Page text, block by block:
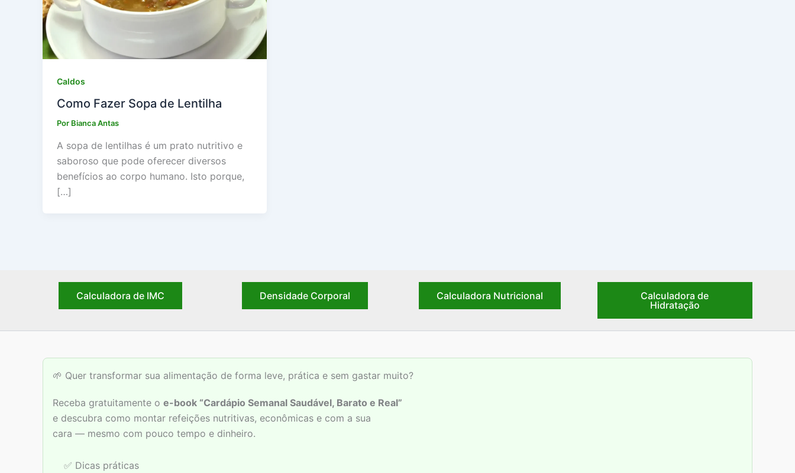
Caldos
Como Fazer Sopa de Lentilha
Por Bianca Antas
A sopa de lentilhas é um prato nutritivo e
saboroso que pode oferecer diversos
benefícios ao corpo humano. Isto porque,
[…]
Calculadora de IMC Densidade Corporal Calculadora Nutricional
Calculadora de
Hidratação
🌱 Quer transformar sua alimentação de forma leve, prática e sem gastar muito?
Receba gratuitamente o e-book “Cardápio Semanal Saudável, Barato e Real”
e descubra como montar refeições nutritivas, econômicas e com a sua
cara — mesmo com pouco tempo e dinheiro.
✅ Dicas práticas